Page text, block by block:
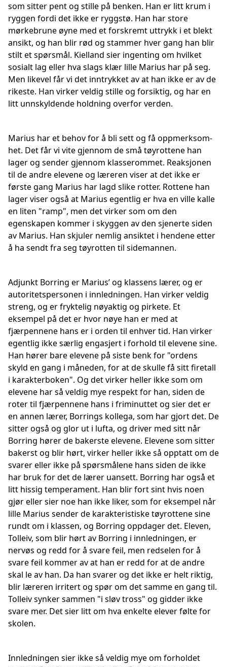
som sitter pent og stille på benken. Han er litt krum i
ryggen fordi det ikke er ryggstø. Han har store
mørkebrune øyne med et forskremt uttrykk i et blekt
ansikt, og han blir rød og stammer hver gang han blir
stilt et spørsmål. Kielland sier ingenting om hvilket
sosialt lag eller hva slags klær lille Marius har på seg.
Men likevel får vi det inntrykket av at han ikke er av de
rikeste. Han virker veldig stille og forsiktig, og har en
litt unnskyldende holdning overfor verden.
Marius har et behov for å bli sett og få oppmerksom-
het. Det får vi vite gjennom de små tøyrottene han
lager og sender gjennom klasserommet. Reaksjonen
til de andre elevene og læreren viser at det ikke er
første gang Marius har lagd slike rotter. Rottene han
lager viser også at Marius egentlig er hva en ville kalle
en liten "ramp", men det virker som om den
egenskapen kommer i skyggen av den sjenerte siden
av Marius. Han skjuler nemlig ansiktet i hendene etter
å ha sendt fra seg tøyrotten til sidemannen.
Adjunkt Borring er Marius’ og klassens lærer, og er
autoritetspersonen i innledningen. Han virker veldig
streng, og er fryktelig nøyaktig og pirkete. Et
eksempel på det er hvor nøye han er med at
fjærpennene hans er i orden til enhver tid. Han virker
egentlig ikke særlig engasjert i forhold til elevene sine.
Han hører bare elevene på siste benk for "ordens
skyld en gang i måneden, for at de skulle få sitt firetall
i karakterboken". Og det virker heller ikke som om
elevene har så veldig mye respekt for han, siden de
roter til fjærpennene hans i friminuttet og sier det er
en annen lærer, Borrings kollega, som har gjort det. De
sitter også og glor ut i lufta, og driver med sitt når
Borring hører de bakerste elevene. Elevene som sitter
bakerst og blir hørt, virker heller ikke så opptatt om de
svarer eller ikke på spørsmålene hans siden de ikke
har bruk for det de lærer uansett. Borring har også et
litt hissig temperament. Han blir fort sint hvis noen
gjør eller sier noe han ikke liker, som for eksempel når
lille Marius sender de karakteristiske tøyrottene sine
rundt om i klassen, og Borring oppdager det. Eleven,
Tolleiv, som blir hørt av Borring i innledningen, er
nervøs og redd for å svare feil, men redselen for å
svare feil kommer av at han er redd for at de andre
skal le av han. Da han svarer og det ikke er helt riktig,
blir læreren irritert og spør om det samme en gang til.
Tolleiv synker sammen "i sløv tross" og gidder ikke
svare mer. Det sier litt om hva enkelte elever følte for
skolen.
Innledningen sier ikke så veldig mye om forholdet